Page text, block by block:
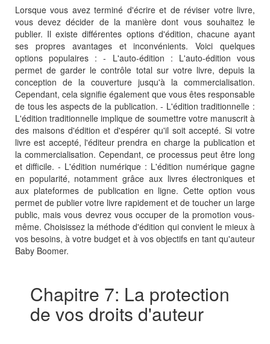
Lorsque vous avez terminé d'écrire et de réviser votre livre,
vous devez décider de la manière dont vous souhaitez le
publier. Il existe différentes options d'édition, chacune ayant
ses propres avantages et inconvénients. Voici quelques
options populaires : - L'auto-édition : L'auto-édition vous
permet de garder le contrôle total sur votre livre, depuis la
conception de la couverture jusqu'à la commercialisation.
Cependant, cela signifie également que vous êtes responsable
de tous les aspects de la publication. - L'édition traditionnelle :
L'édition traditionnelle implique de soumettre votre manuscrit à
des maisons d'édition et d'espérer qu'il soit accepté. Si votre
livre est accepté, l'éditeur prendra en charge la publication et
la commercialisation. Cependant, ce processus peut être long
et difficile. - L'édition numérique : L'édition numérique gagne
en popularité, notamment grâce aux livres électroniques et
aux plateformes de publication en ligne. Cette option vous
permet de publier votre livre rapidement et de toucher un large
public, mais vous devrez vous occuper de la promotion vous-
même. Choisissez la méthode d'édition qui convient le mieux à
vos besoins, à votre budget et à vos objectifs en tant qu'auteur
Baby Boomer.
Chapitre 7: La protection
de vos droits d'auteur